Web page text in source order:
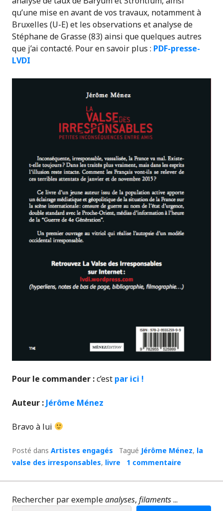
qu’une mise en avant de vos travaux, notamment à
Bruxelles (U-E) et les observations et analyse de
Stéphane de Grasse (83) ainsi que quelques autres
que j’ai contacté. Pour en savoir plus : PDF-presse-
LVDI
Pour le commander :c’est par ici !
Auteur : Jérôme Ménez
Bravo à lui
Posté dans Artistes engagés Tagué Jérôme Ménez, la
valse des irresponsables, livre 1 commentaire
Rechercher par exempleanalyses, filaments...